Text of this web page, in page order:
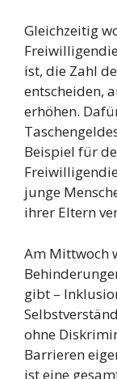
Gleichzeitig
ist, die Zahl
entscheiden,
erhöhen.
Beispiel für
junge
ihrer Eltern
Am Mittwoch
gibt –
ohne
Barrieren
ist eine